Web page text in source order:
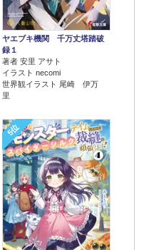
ヤエブキ機関 千万丈塔踏破
録１
著者 安里 アサト
イラスト necomi
世界観イラスト 尾崎 伊万
里
5位